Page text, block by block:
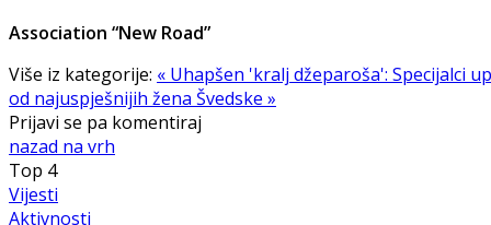
Association “New Road”
Više iz kategorije: « Uhapšen 'kralj džeparoša': Specijalci
od najuspješnijih žena Švedske »
Prijavi se pa komentiraj
nazad na vrh
Top 4
Vijesti
Aktivnosti